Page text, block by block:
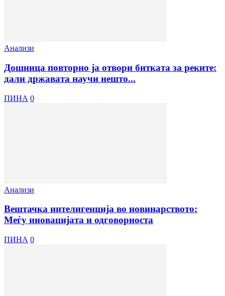
Анализи
Дошница повторно ја отвори битката за реките:
дали државата научи нешто...
ПИНА 0
Анализи
Вештачка интелигенција во новинарството:
Меѓу иновацијата и одговорноста
ПИНА 0